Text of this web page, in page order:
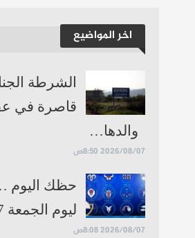
اخر المواضيع
الشرطة
قاصرة في
والدها…
2026/08/07 8:50ص
حظك اليوم …
ليوم الجمعة 07-08-2026
2026/08/07 8:08ص